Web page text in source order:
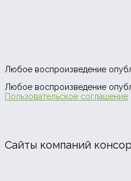
Любое воспроизведение
Любое воспроизведение
Пользовательское соглашение
Сайты компаний